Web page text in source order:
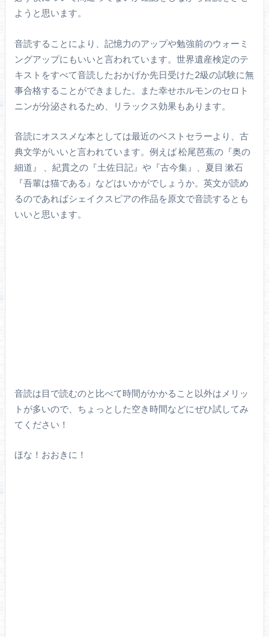
ようと思います。
音読することにより、記憶力のアップや勉強前のウォーミ
ングアップにもいいと言われています。世界遺産検定のテ
キストをすべて音読したおかげか先日受けた2級の試験に無
事合格することができました。また幸せホルモンのセロト
ニンが分泌されるため、リラックス効果もあります。
音読にオススメな本としては最近のベストセラーより、古
典文学がいいと言われています。例えば 松尾芭蕉の『奥の
細道』 、紀貫之の『土佐日記』や『古今集』、夏目 漱石
『吾輩は猫である』などはいかがでしょうか。英文が読め
るのであればシェイクスピアの作品を原文で音読するとも
いいと思います。
音読は目で読むのと比べて時間がかかること以外はメリッ
トが多いので、ちょっとした空き時間などにぜひ試してみ
てください！
ほな！おおきに！